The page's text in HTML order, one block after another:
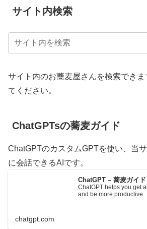
サイト内検索
サイト内のお蕎麦屋さんを検索でき
てください。
ChatGPTsの蕎麦ガイド
ChatGPTのカスタムGPTを使い、当
に会話できるAIです。
ChatGPT – 蕎麦ガイド
ChatGPT helps you get
and be more productive.
chatgpt.com